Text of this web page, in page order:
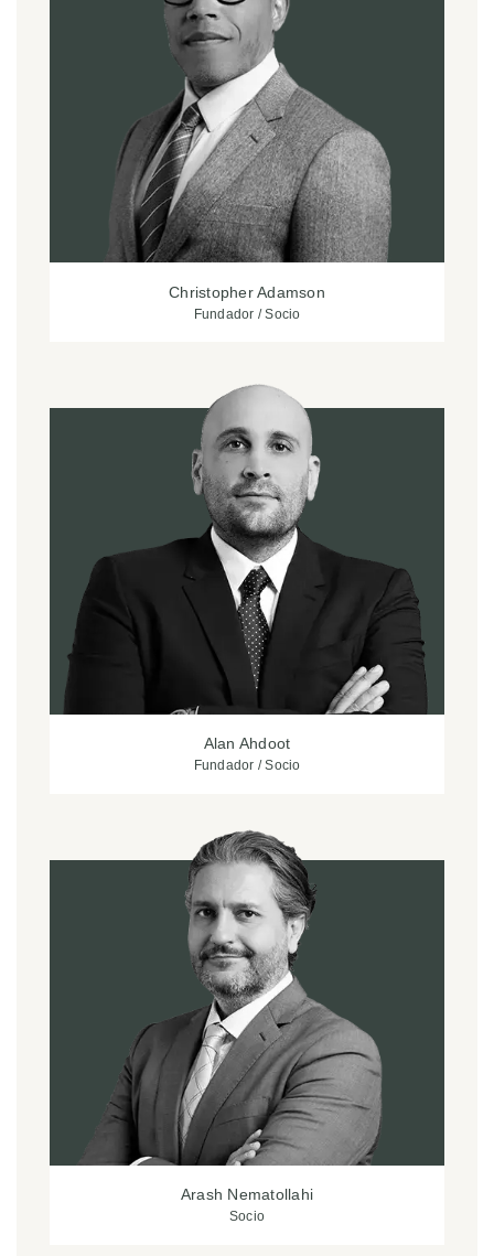
Christopher Adamson
Fundador / Socio
Alan Ahdoot
Fundador / Socio
Arash Nematollahi
Socio